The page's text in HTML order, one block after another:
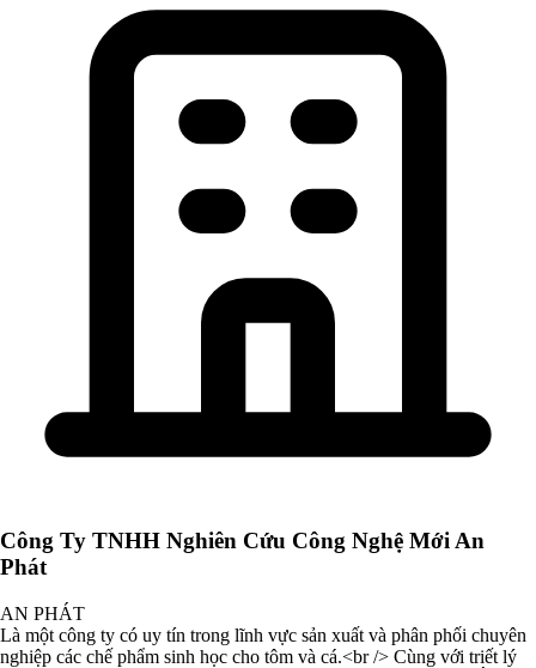
Công Ty TNHH Nghiên Cứu Công Nghệ Mới An
Phát
AN PHÁT
Là một công ty có uy tín trong lĩnh vực sản xuất và phân phối chuyên
nghiệp các chế phẩm sinh học cho tôm và cá.<br /> Cùng với triết lý